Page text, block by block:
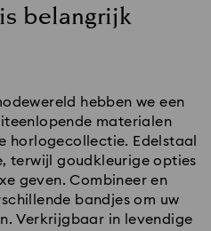
belangrijk
hebben we een
materialen
horlogecollectie. Edelstaal
terwijl goudkleurige opties
geven. Combineer en
bandjes om uw
Verkrijgbaar in levendige